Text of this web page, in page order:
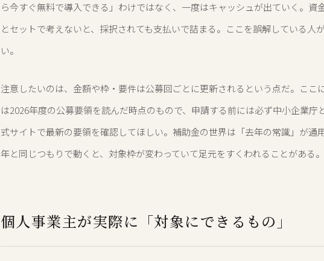
ら今すぐ無料で導入できる」わけではなく、一度はキャッシュが出ていく。資
とセットで考えないと、採択されても支払いで詰まる。ここを誤解している人
い。
注意したいのは、金額や枠・要件は公募回ごとに更新されるという点だ。ここ
は2026年度の公募要領を読んだ時点のもので、申請する前には必ず中小企業庁
式サイトで最新の要領を確認してほしい。補助金の世界は「去年の常識」が通
年と同じつもりで動くと、対象枠が変わっていて足元をすくわれることがある。
個人事業主が実際に「対象にできるもの」